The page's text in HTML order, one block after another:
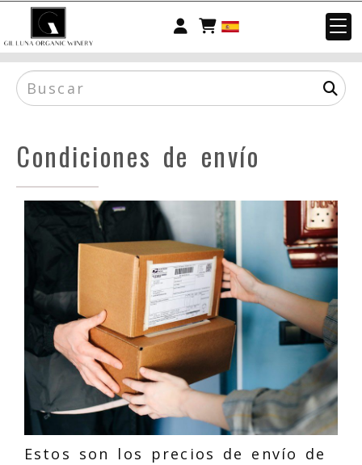
Identifícate
Condiciones de envío
Estos son los precios de envío de